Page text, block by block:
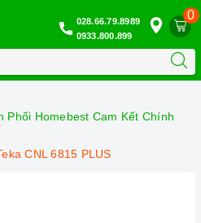
0
028.66.79.8989
0933.800.899
Phối Homebest Cam Kết Chính
CNL 6815 PLUS